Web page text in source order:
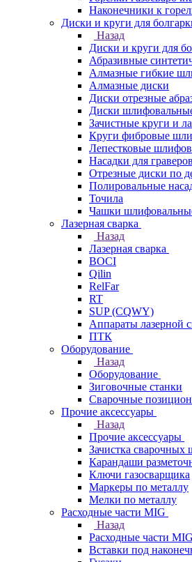
Наконечники к
Диски и круги для
Назад
Диски и круги для
Абразивные
Алмазные гибкие
Алмазные диски
Диски отрезные
Диски
Зачистные круги и
Круги фибровые
Лепестковые
Насадки для граверов
Отрезные диски по
Полировальные
Точила
Чашки
Лазерная сварка
Назад
Лазерная сварка
BOCI
Qilin
RelFar
RT
SUP (CQWY)
Аппараты лазерной
ПТК
Оборудование
Назад
Оборудование
Зиговочные станки
Сварочные
Прочие аксессуары
Назад
Прочие аксессуары
Зачистка сварочных
Карандаши
Ключи газосварщика
Маркеры по металлу
Мелки по металлу
Расходные части MIG
Назад
Расходные части MIG
Вставки под